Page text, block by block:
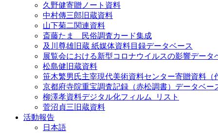
久野健寄贈ノート資料
中村傳三郎旧蔵資料
山下菊二関連資料
斎藤たま 民俗調査カード集成
及川尊雄旧蔵 紙媒体資料目録データベース
展覧会における新型コロナウイルスの影響データ
松島健旧蔵資料
笹木繁男氏主宰現代美術資料センター寄贈資料（
京都府寺院重宝調査記録（赤松調書）データベー
柳澤孝資料デジタル化フィルム_リスト
菅沼貞三旧蔵資料
活動報告
日本語